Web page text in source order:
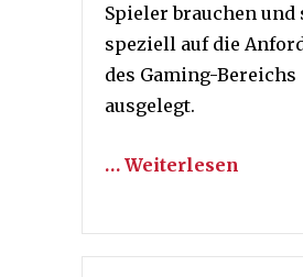
Spieler brauchen und
speziell auf die
des Gaming-Bereichs
ausgelegt.
… Weiterlesen